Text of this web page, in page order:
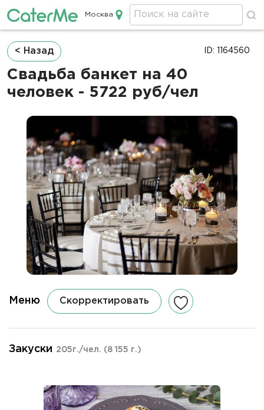
Кейтеринг в Москве
Москва
Строка
навигации
< Назад
Свадьба банкет на 40
человек - 5722 руб/чел
ID: 1164560
Меню Скорректировать
Закуски 205г./чел. (8 155 г.)